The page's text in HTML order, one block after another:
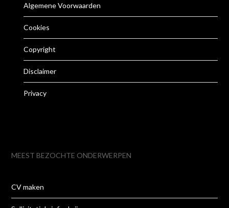
Algemene Voorwaarden
Cookies
Copyright
Disclaimer
Privacy
MEEST BEZOCHTE ONDERWERPEN
CV maken